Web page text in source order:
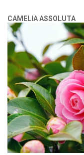
CAMELIA ASSOLUTA